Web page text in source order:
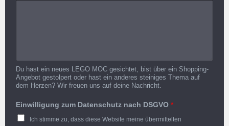
Du hast ein neues LEGO MOC gesichtet, bist über ein Shopping-
Angebot gestolpert oder hast ein anderes steiniges Thema auf
dem Herzen? Wir freuen uns auf deine Nachricht.
Einwilligung zum Datenschutz nach DSGVO *
Ich stimme zu, dass diese Website meine übermittelten